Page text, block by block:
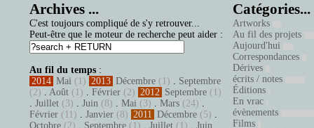
Archives ...
C'est toujours compliqué de s'y retrouver...
Peut-être que le moteur de recherche peut aider :
Au fil du temps :
2014 Mai (1) 2013 Décembre (1) . Septembre
(2) . Août (1) . Février (2) 2012 Septembre (1)
. Juillet (3) . Juin (8) . Mai (3) . Mars (24) .
Février (11) . Janvier (8) 2011 Décembre (5) .
Octobre (2) . Septembre (1) . Juillet (1) . Juin
Catégories...
Artworks
Au fil des projets
Aujourd'hui
Correspondances
Dérives
écrits / notes
Éditions
En vrac
évènements
Films